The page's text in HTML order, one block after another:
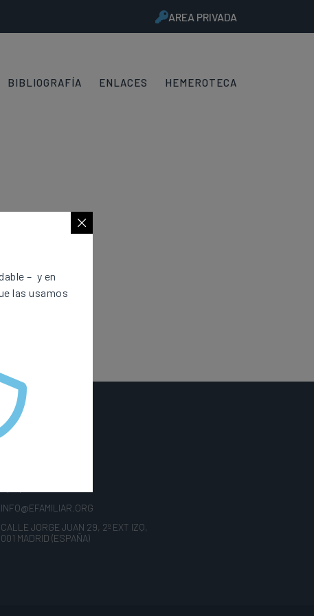
AREA PRIVADA
BIBLIOGRAFÍA ENLACES HEMEROTECA
JORGE JUAN 29, 2º EXT IZQ,
MADRID (ESPAÑA)
– y en
las usamos